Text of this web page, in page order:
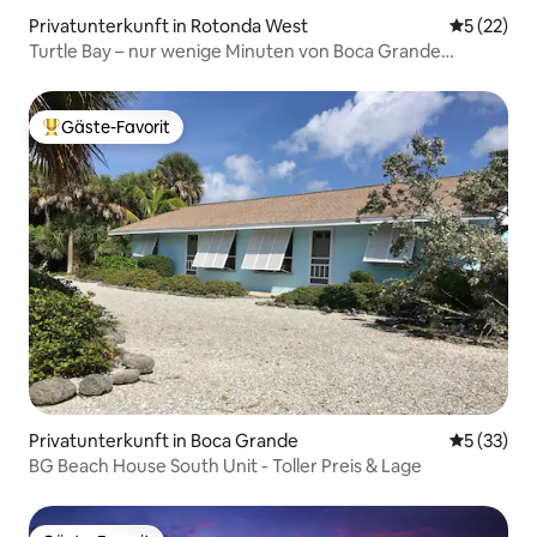
Privatunterkunft in Rotonda West
5 (22)
Turtle Bay – nur wenige Minuten von Boca Grande
Beliebter Gäste-Favorit.
Gäste-Favorit
Privatunterkunft in Boca Grande
5 (33)
BG Beach House South Unit - Toller Preis & Lage